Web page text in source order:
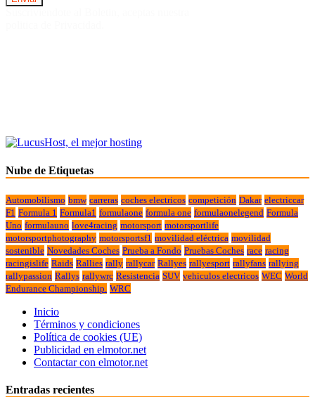
Nube de Etiquetas
Automobilismo bmw carreras coches electricos competición Dakar electriccar
F1 Formula 1 Formula1 formulaone formula one formulaonelegend Formula
Uno formulauno love4racing motorsport motorsportlife
motorsportphotography motorsportsf1 movilidad eléctrica movilidad
sostenible Novedades Coches Prueba a Fondo Pruebas Coches race racing
racingislife Raids Rallies rally rallycar Rallyes rallyesport rallyfans rallying
rallypassion Rallys rallywrc Resistencia SUV vehiculos electricos WEC World
Endurance Championship. WRC
Inicio
Términos y condiciones
Política de cookies (UE)
Publicidad en elmotor.net
Contactar con elmotor.net
Entradas recientes